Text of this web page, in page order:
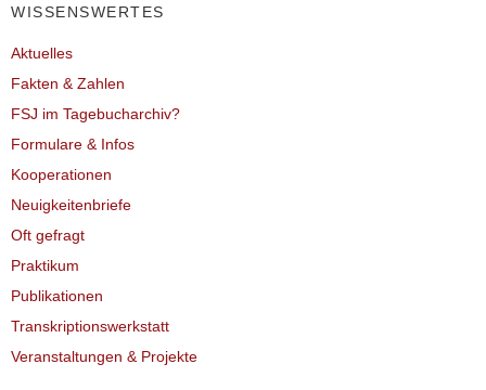
WISSENSWERTES
Aktuelles
Fakten & Zahlen
FSJ im Tagebucharchiv?
Formulare & Infos
Kooperationen
Neuigkeitenbriefe
Oft gefragt
Praktikum
Publikationen
Transkriptionswerkstatt
Veranstaltungen & Projekte